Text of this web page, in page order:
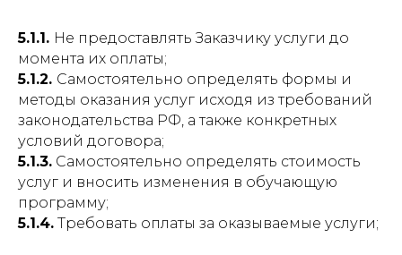
5.1.1. Не предоставлять Заказчику услуги до
момента их оплаты;
5.1.2. Самостоятельно определять формы и
методы оказания услуг исходя из требований
законодательства РФ, а также конкретных
условий договора;
5.1.3. Самостоятельно определять стоимость
услуг и вносить изменения в обучающую
программу;
5.1.4. Требовать оплаты за оказываемые услуги;